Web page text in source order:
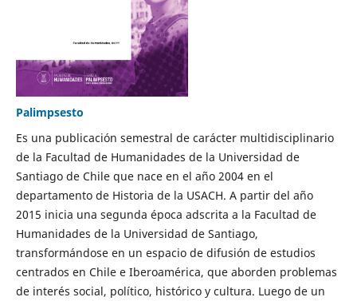
Palimpsesto
Es una publicación semestral de carácter multidisciplinario
de la Facultad de Humanidades de la Universidad de
Santiago de Chile que nace en el año 2004 en el
departamento de Historia de la USACH. A partir del año
2015 inicia una segunda época adscrita a la Facultad de
Humanidades de la Universidad de Santiago,
transformándose en un espacio de difusión de estudios
centrados en Chile e Iberoamérica, que aborden problemas
de interés social, político, histórico y cultura. Luego de un